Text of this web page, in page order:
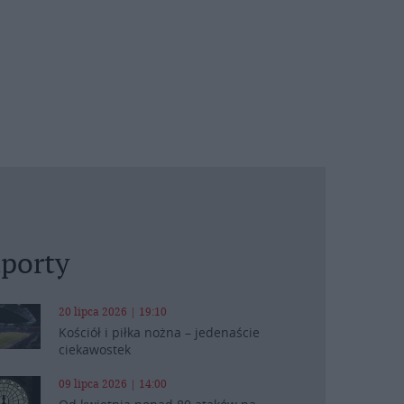
20 lipca 2026 | 19:10
Kościół i piłka nożna – jedenaście
ciekawostek
09 lipca 2026 | 14:00